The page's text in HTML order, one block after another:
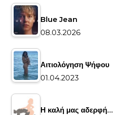
Blue Jean
08.03.2026
Αιτιολόγηση Ψήφου
01.04.2023
Η καλή μας αδερφή…